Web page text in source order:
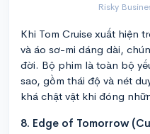
Risky
Khi Tom Cruise xuất hiện
và áo sơ-mi dáng dài,
đời. Bộ phim là toàn bộ
sao, gồm thái độ và nét
khá chật vật khi đóng
8. Edge of Tomorrow